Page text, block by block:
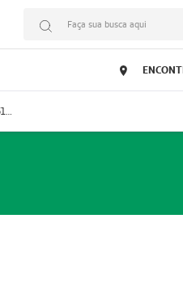
Faça sua busca aqui
Prestador Medlife Consultas e Diagnósticos (51004334-2)